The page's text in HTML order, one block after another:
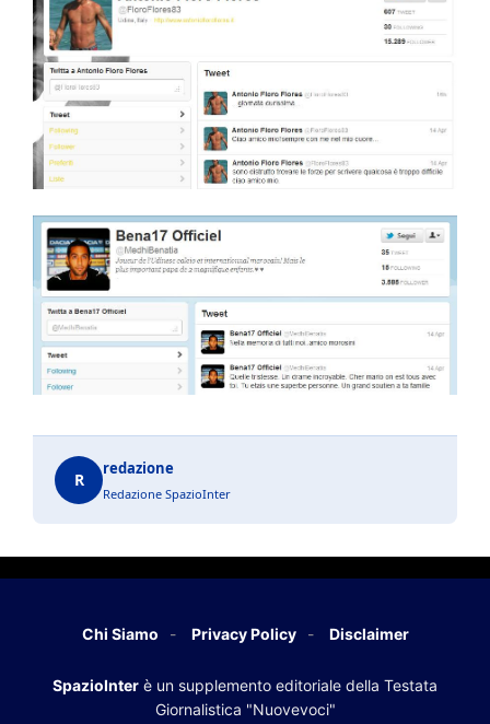
R
redazione
Redazione SpazioInter
Chi Siamo Privacy Policy Disclaimer
SpazioInter è un supplemento editoriale della Testata
Giornalistica "Nuovevoci"